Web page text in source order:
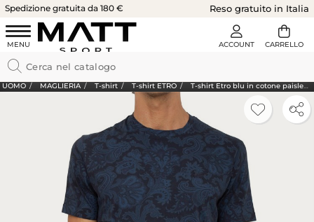
Spedizione gratuita da 180 € Reso gratuito in Italia
UOMO MAGLIERIA T-shirt T-shirt ETRO T-shirt Etro blu in cotone paisley maxi fiori